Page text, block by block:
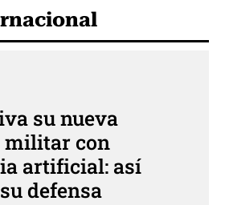
su nueva
militar con
artificial: así
defensa